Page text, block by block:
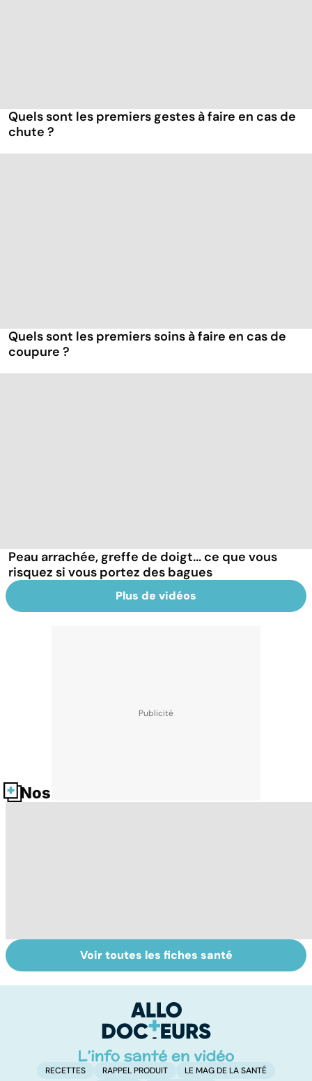
Quels sont les premiers gestes à faire en cas de
chute ?
Quels sont les premiers soins à faire en cas de
coupure ?
Peau arrachée, greffe de doigt... ce que vous
risquez si vous portez des bagues
Plus de vidéos
Nos fiches santé
La main, un outil
utile mais fragile
Prévenir les
intoxications au
carbone
Voir toutes les fiches santé
RECETTES RAPPEL PRODUIT LE MAG DE LA SANTÉ